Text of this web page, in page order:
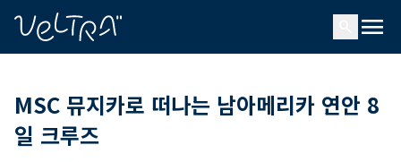
menu
MSC 뮤지카로 떠나는 남아메리카 연안 8
일 크루즈